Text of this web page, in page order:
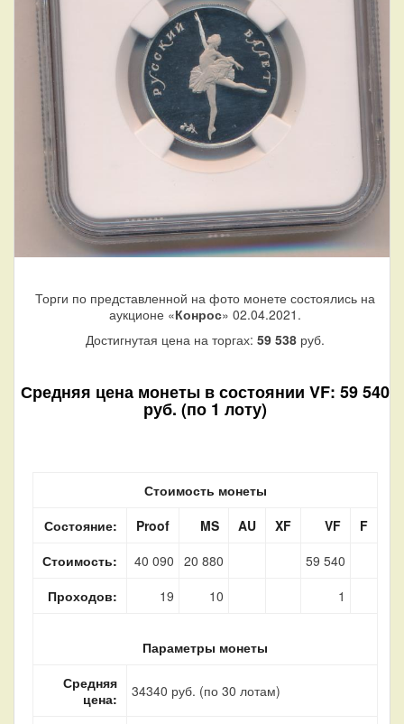
Торги по представленной на фото монете состоялись на
аукционе «Конрос» 02.04.2021.
Достигнутая цена на торгах: 59 538 руб.
Средняя цена монеты в состоянии VF: 59 540
руб. (по 1 лоту)
Стоимость монеты
Состояние:
Proof MS AU XF VF
F
Стоимость:
40 090 20 880
59 540
Проходов:
19 10 1
Параметры монеты
Средняя
цена:
34340 руб. (по 30 лотам)